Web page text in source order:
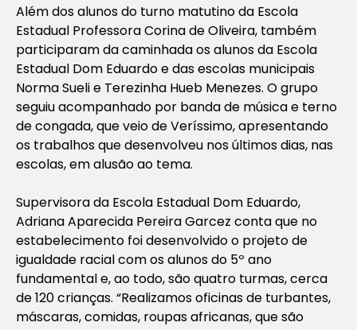
Além dos alunos do turno matutino da Escola
Estadual Professora Corina de Oliveira, também
participaram da caminhada os alunos da Escola
Estadual Dom Eduardo e das escolas municipais
Norma Sueli e Terezinha Hueb Menezes. O grupo
seguiu acompanhado por banda de música e terno
de congada, que veio de Veríssimo, apresentando
os trabalhos que desenvolveu nos últimos dias, nas
escolas, em alusão ao tema.
Supervisora da Escola Estadual Dom Eduardo,
Adriana Aparecida Pereira Garcez conta que no
estabelecimento foi desenvolvido o projeto de
igualdade racial com os alunos do 5º ano
fundamental e, ao todo, são quatro turmas, cerca
de 120 crianças. “Realizamos oficinas de turbantes,
máscaras, comidas, roupas africanas, que são